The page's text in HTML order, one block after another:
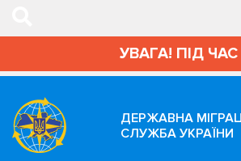
УВАГА! ПІД
ДЕРЖАВНА
СЛУЖБА УКРАЇНИ